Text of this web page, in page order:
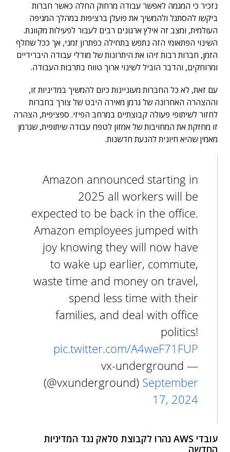
נזכיר כי המגמה לאפשר עבודה מרחוק החלה כאשר חברות
ביקשו להסתגל ולהמשיך את פועלן ברציפות במהלך המגיפה
העולמית, ומצב זה אילץ ארגונים רבים לעבור לפעילות מקוונת.
השינוי הפתאומי הזה נתפש בתחילה כפתרון זמני, אך ככל שחלף
הזמן, חברות רבות זיהו את היתרונות של מודלי עבודה היברידיים
ומרוחקים, והדבר הוביל לשינוי ארוך טווח בתרבות העבודה.
עם זאת, לא כל החברות מעוניינות כיום להמשיך במדיניות זו,
וההצהרה האחרונה של גרמן מאירה היבט של צורך בחברות
לחזור לשיתופי פעולה קבוצתיים במרחב הפיזי. ספציפית, הצהרה
זו מחזקת את המחויבות של אמזון לטפח עבודה שיתופית, שגרמן
מאמין שהיא חיונית להנעת חדשנות.
Amazon announced starting in
2025 all workers will be
expected to be back in the office.
Amazon employees jumped with
joy knowing they will now have
to wake up earlier, commute,
waste time and money on travel,
spend less time with their
families, and deal with office
politics!
pic.twitter.com/A4weF71FUP
— vx-underground
(@vxunderground) September
17, 2024
עובדי AWS נהרו לקבוצת סלאק נגד המדיניות